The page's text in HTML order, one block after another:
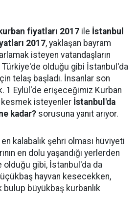
fiyatları 2017 ile İstanbul
2017, yaklaşan bayram
isteyen vatandaşların
olduğu gibi İstanbul'da
telaş başladı. İnsanlar son
1 Eylül'de erişeceğimiz Kurban
kesmek isteyenler İstanbul'da
kadar? sorusuna yanıt arıyor.
kalabalık şehri olması hüviyeti
en dolu yaşandığı yerlerden
olduğu gibi, İstanbul'da da
hayvan kesecekken,
büyükbaş kurbanlık